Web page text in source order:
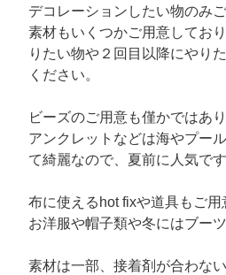
デコレーションしたい物のみ
素材もいくつかご用意してお
りたい物や２回目以降にやり
ください。
ビーズのご用意も僅かではあ
アンクレットなどは海やプー
て綺麗なので、夏前に人気です
布に使えるhot fixや道具もご用
お洋服や帽子類や冬にはブー
素材は一部、接着剤が合わな